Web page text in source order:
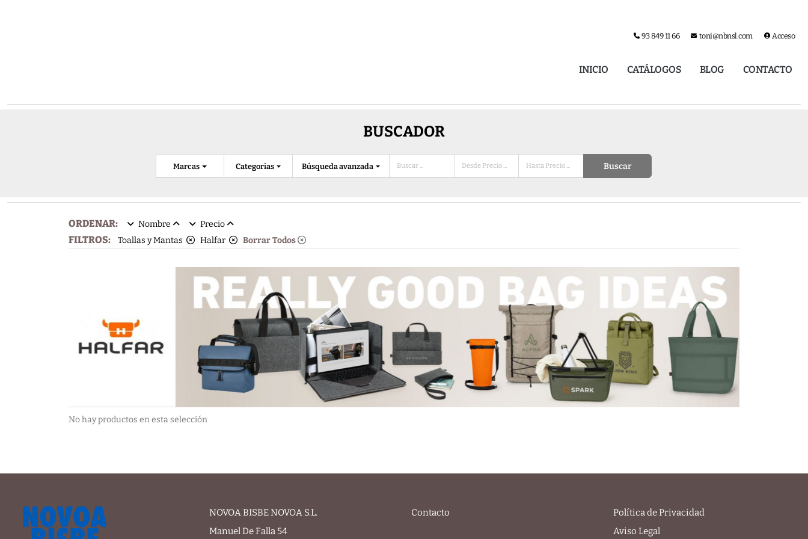
93 849 11 66 toni@nbnsl.com Acceso
INICIO CATÁLOGOS BLOG CONTACTO
BUSCADOR
Categorias
Marcas Búsqueda avanzada Buscar
ORDENAR: Nombre Precio
FILTROS: Toallas y Mantas Halfar Borrar Todos
No hay productos en esta selección
NOVOA BISBE NOVOA S.L.
Manuel De Falla 54
Contacto
Política de Privacidad
Aviso Legal